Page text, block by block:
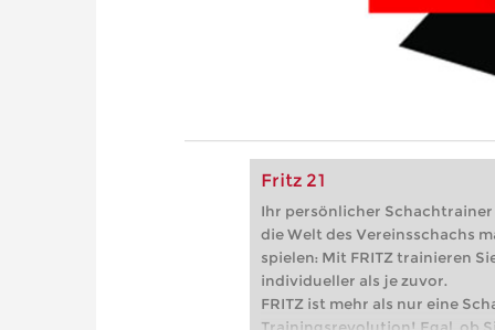
Fritz 21
Ihr persönlicher
die Welt des Vereinsschachs
spielen: Mit FRITZ trainieren
individueller als je zuvor.
FRITZ ist mehr als nur eine